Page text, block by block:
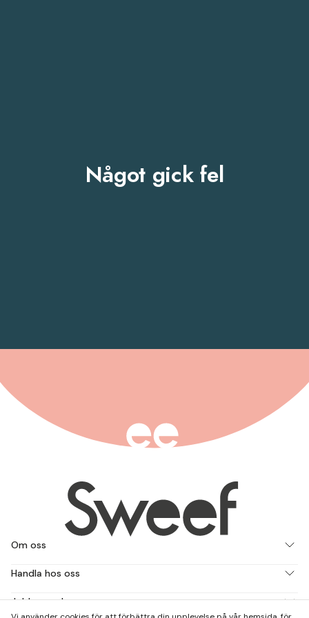
Något gick fel
Om oss
Handla hos oss
Jobba med oss